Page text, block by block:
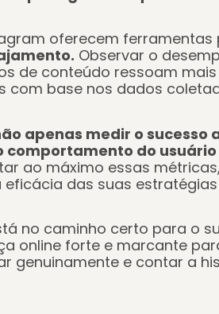
oferecem ferramentas
Observar o
de conteúdo ressoam
com base nos dados
apenas medir o sucesso
do usuário
ao máximo essas
das suas
no caminho certo para o
online forte e marcante
genuinamente e contar a